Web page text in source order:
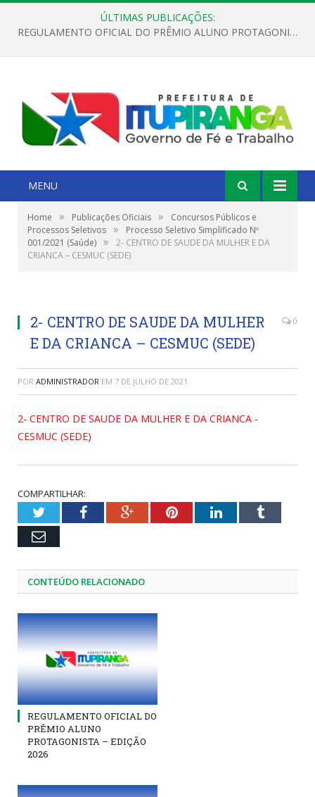
ÚLTIMAS PUBLICAÇÕES:
REGULAMENTO OFICIAL DO PRÊMIO ALUNO PROTAGONISTA – EDIÇÃO 2026
MENU
Home » Publicações Oficiais »
Concursos Públicos e
Processos Seletivos »
Processo Seletivo Simplificado Nº
001/2021 (Saúde) »
2- CENTRO DE SAUDE DA MULHER E DA
CRIANCA – CESMUC (SEDE)
2- CENTRO DE SAUDE DA MULHER
E DA CRIANCA – CESMUC (SEDE)
0
POR ADMINISTRADOR EM 7 DE JULHO DE 2021
2- CENTRO DE SAUDE DA MULHER E DA CRIANCA -
CESMUC (SEDE)
COMPARTILHAR:
TwitterFacebookGoogle+PinterestLinkedInTumblr
Email
CONTEÚDO RELACIONADO
REGULAMENTO OFICIAL DO
PRÊMIO ALUNO
PROTAGONISTA – EDIÇÃO
2026